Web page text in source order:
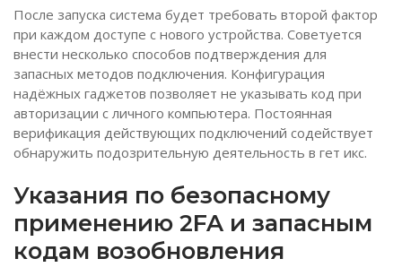
После запуска система будет требовать второй фактор
при каждом доступе с нового устройства. Советуется
внести несколько способов подтверждения для
запасных методов подключения. Конфигурация
надёжных гаджетов позволяет не указывать код при
авторизации с личного компьютера. Постоянная
верификация действующих подключений содействует
обнаружить подозрительную деятельность в гет икс.
Указания по безопасному
применению 2FA и запасным
кодам возобновления